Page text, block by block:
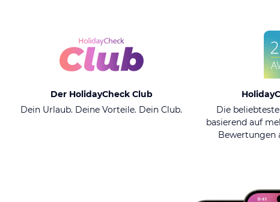
Der HolidayCheck Club
Dein Urlaub. Deine Vorteile. Dein Club.
Die
basierend auf
Bewertungen